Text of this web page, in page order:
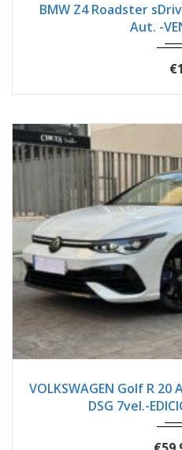
BMW Z4 Roadster
Aut. -
€1
VOLKSWAGEN Golf R 20
DSG 7vel.-